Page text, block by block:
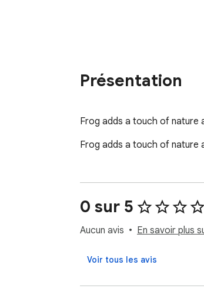
Présentation
Frog adds a touch of nature
Frog adds a touch of nature
0 sur 5
Aucun avis En savoir plus
Voir tous les avis